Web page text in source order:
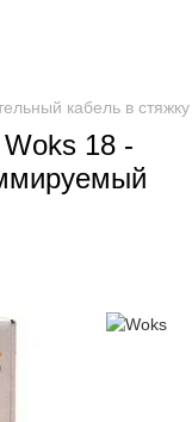
кабель в стяжку
18 -